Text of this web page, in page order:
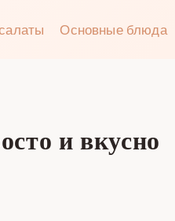
Основные блюда
и вкусно